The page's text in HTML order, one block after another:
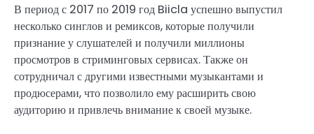
В период с 2017 по 2019 год Biicla успешно выпустил
несколько синглов и ремиксов, которые получили
признание у слушателей и получили миллионы
просмотров в стриминговых сервисах. Также он
сотрудничал с другими известными музыкантами и
продюсерами, что позволило ему расширить свою
аудиторию и привлечь внимание к своей музыке.